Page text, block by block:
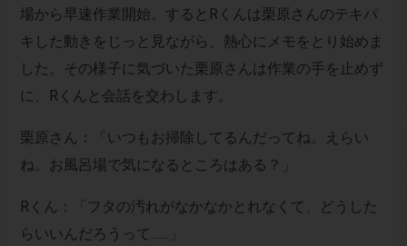
場から早速作業開始。するとRくんは栗原さんのテキパ
キした動きをじっと見ながら、熱心にメモをとり始めま
した。その様子に気づいた栗原さんは作業の手を止めず
に、Rくんと会話を交わします。
栗原さん：「いつもお掃除してるんだってね。えらい
ね。お風呂場で気になるところはある？」
Rくん：「フタの汚れがなかなかとれなくて、どうした
らいいんだろうって……」